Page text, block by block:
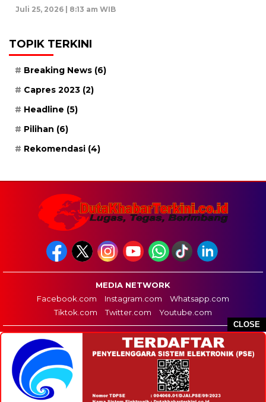
CLOSE
Juli 25, 2026 | 8:13 am WIB
TOPIK TERKINI
Breaking News (6)
Capres 2023 (2)
Headline (5)
Pilihan (6)
Rekomendasi (4)
MEDIA NETWORK
Facebook.com
Instagram.com
Whatsapp.com
Tiktok.com
Twitter.com Youtube.com
HOME
PEDOMAN MEDIA SIBER
DISCLAIMER
INFO IKLAN
COPYRIGHT © 2026 DUTA KHABAR TERKINI - ALL RIGHTS RESERVED